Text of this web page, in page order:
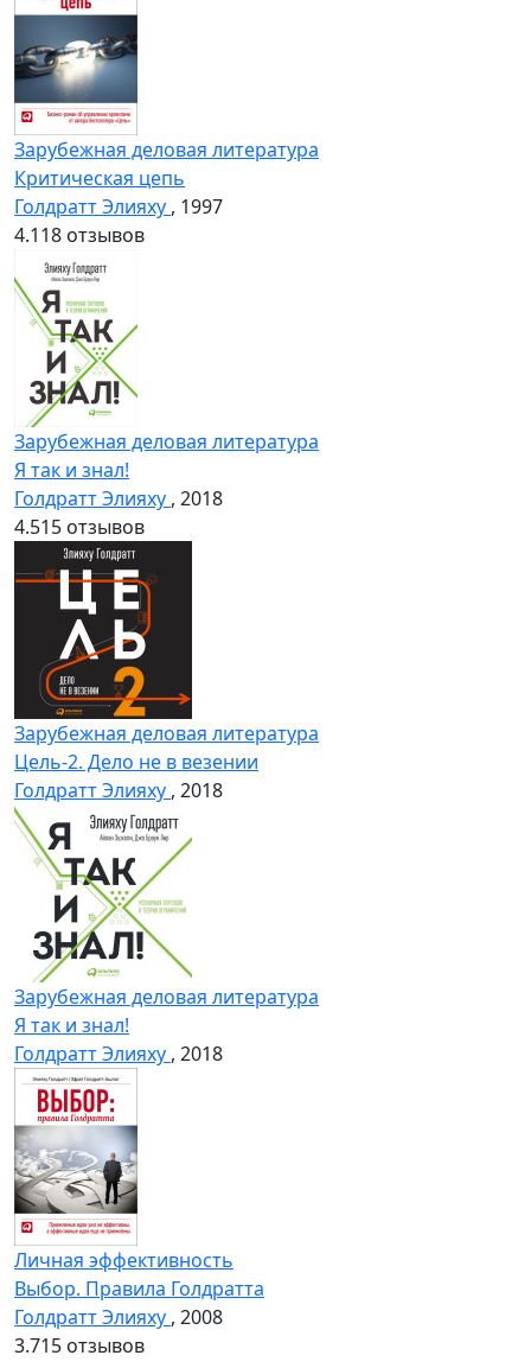
Зарубежная деловая литература
Критическая цепь
Голдратт Элияху , 1997
4.118 отзывов
Зарубежная деловая литература
Я так и знал!
Голдратт Элияху , 2018
4.515 отзывов
Зарубежная деловая литература
Цель-2. Дело не в везении
Голдратт Элияху , 2018
Зарубежная деловая литература
Я так и знал!
Голдратт Элияху , 2018
Личная эффективность
Выбор. Правила Голдратта
Голдратт Элияху , 2008
3.715 отзывов